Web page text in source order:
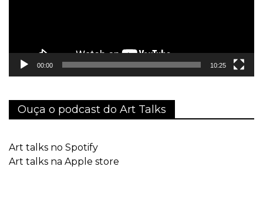
00:00 10:25
Ouça o podcast do Art Talks
Art talks no Spotify
Art talks na Apple store